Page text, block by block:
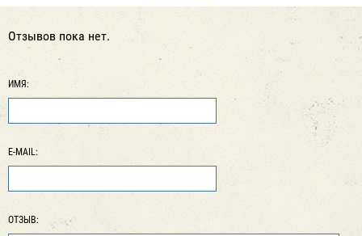
Отзывов пока нет.
ИМЯ:
E-MAIL:
ОТЗЫВ: